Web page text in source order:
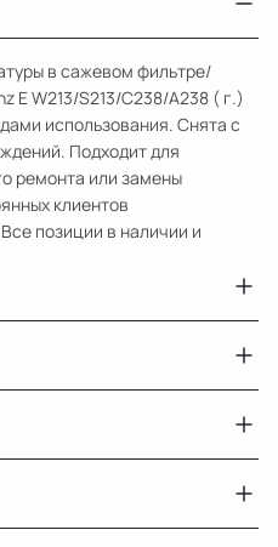
в сажевом фильтре/
E W213/S213/C238/A238 ( г.)
использования. Снята с
Подходит для
ремонта или замены
клиентов
позиции в наличии и
MercedesBenz E W213
2016 2021
Мерседес Бенс Е
навесного
30 дней
14 дней